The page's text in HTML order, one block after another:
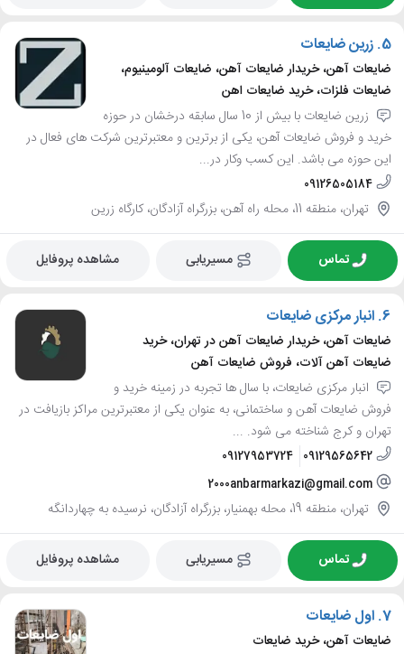
5. زرین ضایعات
ضایعات آهن، خریدار ضایعات آهن، ضایعات آلومینیوم،
ضایعات فلزات، خرید ضایعات اهن
زرین ضایعات با بیش از 10 سال سابقه درخشان در حوزه
خرید و فروش ضایعات آهن، یکی از برترین و معتبرترین شرکت های فعال در
این حوزه می باشد. این کسب وکار در...
09126505184
تهران، منطقه 11، محله راه آهن، بزرگراه آزادگان، کارگاه زرین
تماس مسیریابی مشاهده پروفایل
6. انبار مرکزی ضایعات
ضایعات آهن، خریدار ضایعات آهن در تهران، خرید
ضایعات آهن آلات، فروش ضایعات آهن
انبار مرکزی ضایعات، با سال ها تجربه در زمینه خرید و
فروش ضایعات آهن و ساختمانی، به عنوان یکی از معتبرترین مراکز بازیافت در
تهران و کرج شناخته می شود. ...
09129565642
09127953724
2000anbarmarkazi@gmail.com
تهران، منطقه 19، محله بهمنیار، بزرگراه آزادگان، نرسیده به چهاردانگه
تماس مسیریابی مشاهده پروفایل
7. اول ضایعات
ضایعات آهن، خرید ضایعات